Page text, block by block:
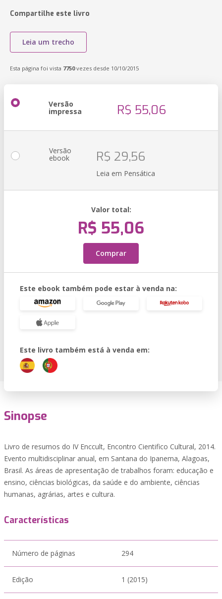
Compartilhe este livro
Leia um trecho
Esta página foi vista 7750vezes desde 10/10/2015
Versão
impressa R$ 55,06
Versão
ebook R$ 29,56
Leia em Pensática
Valor total:
R$ 55,06
Comprar
Este ebook também pode estar à venda na:
Este livro também está à venda em:
Sinopse
Livro de resumos do IV Enccult, Encontro Cientifico Cultural, 2014.
Evento multidisciplinar anual, em Santana do Ipanema, Alagoas,
Brasil. As áreas de apresentação de trabalhos foram: educação e
ensino, ciências biológicas, da saúde e do ambiente, ciências
humanas, agrárias, artes e cultura.
Características
Número de páginas 294
Edição 1 (2015)